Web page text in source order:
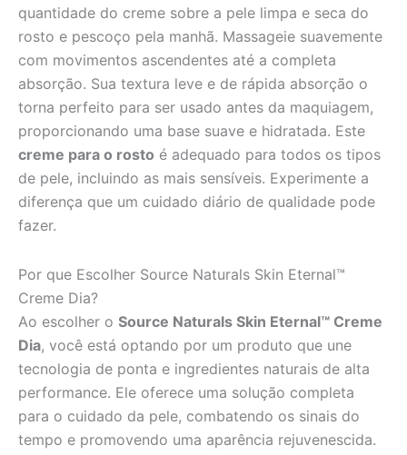
quantidade do creme sobre a pele limpa e seca do
rosto e pescoço pela manhã. Massageie suavemente
com movimentos ascendentes até a completa
absorção. Sua textura leve e de rápida absorção o
torna perfeito para ser usado antes da maquiagem,
proporcionando uma base suave e hidratada. Este
creme para o rosto é adequado para todos os tipos
de pele, incluindo as mais sensíveis. Experimente a
diferença que um cuidado diário de qualidade pode
fazer.
Por que Escolher Source Naturals Skin Eternal™
Creme Dia?
Ao escolher o Source Naturals Skin Eternal™ Creme
Dia, você está optando por um produto que une
tecnologia de ponta e ingredientes naturais de alta
performance. Ele oferece uma solução completa
para o cuidado da pele, combatendo os sinais do
tempo e promovendo uma aparência rejuvenescida.